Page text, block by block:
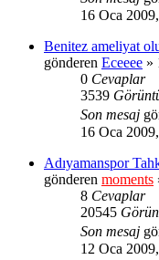
16 Oca
Benitez ameliyat
gönderen Eceeee »
0 Cevaplar
3539
Son mesaj
16 Oca
Adıyamanspor
gönderen moments
8 Cevaplar
20545
Son mesaj
12 Oca